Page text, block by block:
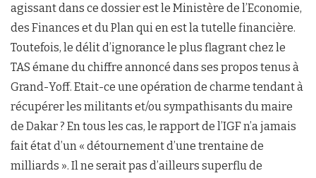
agissant dans ce dossier est le Ministère de l’Economie,
des Finances et du Plan qui en est la tutelle financière.
Toutefois, le délit d’ignorance le plus flagrant chez le
TAS émane du chiffre annoncé dans ses propos tenus à
Grand-Yoff. Etait-ce une opération de charme tendant à
récupérer les militants et/ou sympathisants du maire
de Dakar ? En tous les cas, le rapport de l’IGF n’a jamais
fait état d’un « détournement d’une trentaine de
milliards ». Il ne serait pas d’ailleurs superflu de